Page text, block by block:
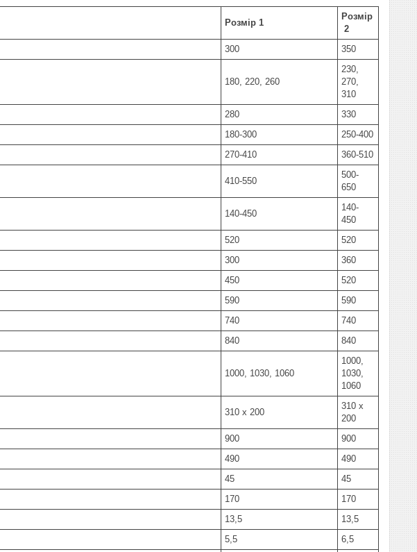
Розмір 1
Розмір
2
300 350
180, 220, 260
230,
270,
310
280
330
180-300
250-400
270-410 360-510
410-550
500-
650
140-450
140-
450
520
520
300
360
450
520
590
590
740
740
840 840
1000, 1030, 1060
1000,
1030,
1060
310 x 200
310 x
200
900
900
490
490
45
45
170
170
13,5
13,5
5,5
6,5